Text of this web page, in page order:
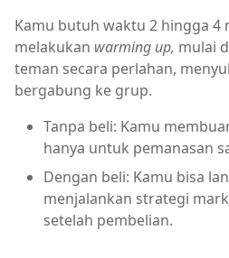
Kamu butuh waktu 2 hingga 4
melakukan warming up, mulai
teman secara perlahan,
bergabung ke grup.
Tanpa beli: Kamu
hanya untuk pemanasan
Dengan beli: Kamu bisa
menjalankan strategi
setelah pembelian.